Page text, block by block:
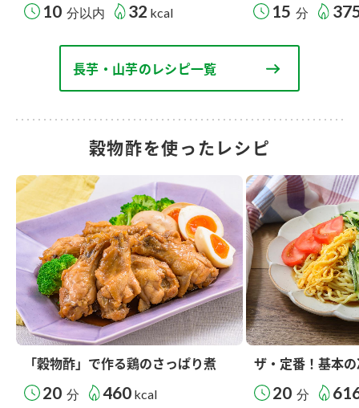
10 分以内 32 kcal 15 分
長芋・山芋のレシピ一覧
穀物酢を使ったレシピ
「穀物酢」で作る鶏のさっぱり煮
20 分 460 kcal
ザ・定番！基本
20 分